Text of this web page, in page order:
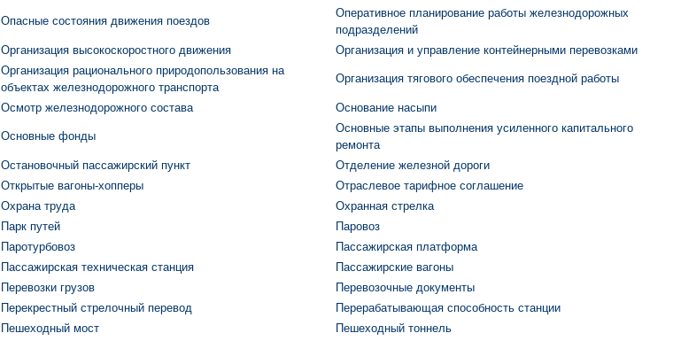
Опасные состояния движения поездов
Оперативное планирование работы железнодорожных
подразделений
Организация высокоскоростного движения Организация и управление контейнерными перевозками
Организация рационального природопользования на
объектах железнодорожного транспорта
Организация тягового обеспечения поездной работы
Осмотр железнодорожного состава Основание насыпи
Основные фонды
Основные этапы выполнения усиленного капитального
ремонта
Остановочный пассажирский пункт
Отделение железной дороги
Открытые вагоны-хопперы
Отраслевое тарифное соглашение
Охрана труда
Охранная стрелка
Парк путей
Паровоз
Паротурбовоз
Пассажирская платформа
Пассажирская техническая станция
Пассажирские вагоны
Перевозки грузов
Перевозочные документы
Перекрестный стрелочный перевод
Перерабатывающая способность станции
Пешеходный мост
Пешеходный тоннель